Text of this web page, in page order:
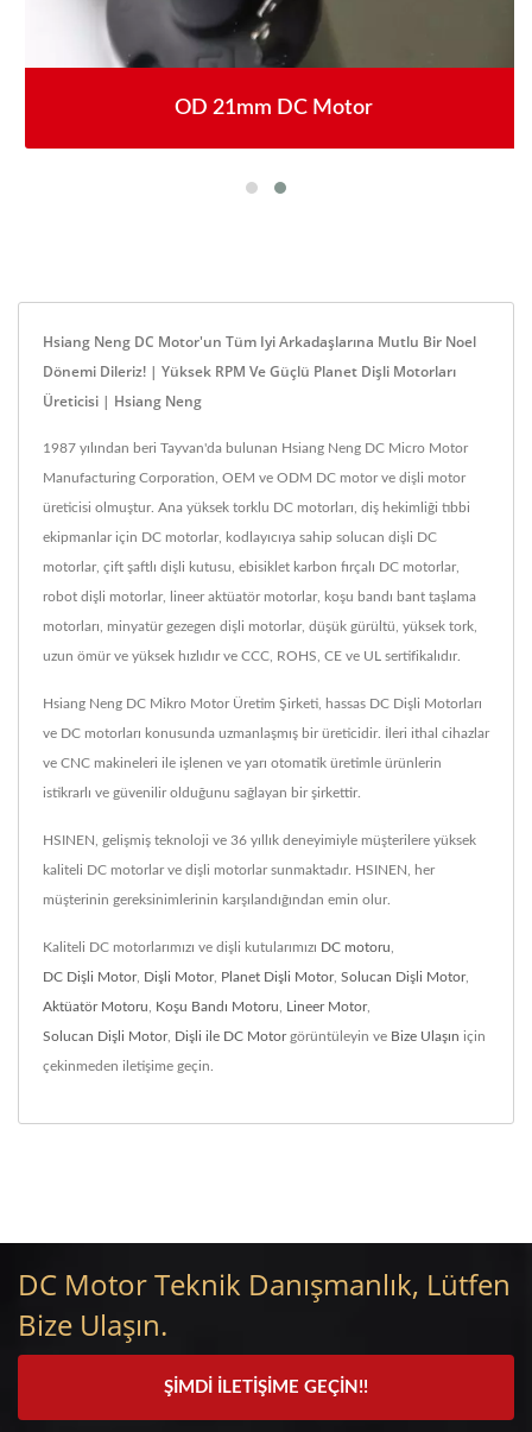
OD 21mm DC Motor
Hsiang Neng DC Motor'un Tüm Iyi Arkadaşlarına Mutlu Bir Noel
Dönemi Dileriz! | Yüksek RPM Ve Güçlü Planet Dişli Motorları
Üreticisi | Hsiang Neng
1987 yılından beri Tayvan'da bulunan Hsiang Neng DC Micro Motor
Manufacturing Corporation, OEM ve ODM DC motor ve dişli motor
üreticisi olmuştur. Ana yüksek torklu DC motorları, diş hekimliği tıbbi
ekipmanlar için DC motorlar, kodlayıcıya sahip solucan dişli DC
motorlar, çift şaftlı dişli kutusu, ebisiklet karbon fırçalı DC motorlar,
robot dişli motorlar, lineer aktüatör motorlar, koşu bandı bant taşlama
motorları, minyatür gezegen dişli motorlar, düşük gürültü, yüksek tork,
uzun ömür ve yüksek hızlıdır ve CCC, ROHS, CE ve UL sertifikalıdır.
Hsiang Neng DC Mikro Motor Üretim Şirketi, hassas DC Dişli Motorları
ve DC motorları konusunda uzmanlaşmış bir üreticidir. İleri ithal cihazlar
ve CNC makineleri ile işlenen ve yarı otomatik üretimle ürünlerin
istikrarlı ve güvenilir olduğunu sağlayan bir şirkettir.
HSINEN, gelişmiş teknoloji ve 36 yıllık deneyimiyle müşterilere yüksek
kaliteli DC motorlar ve dişli motorlar sunmaktadır. HSINEN, her
müşterinin gereksinimlerinin karşılandığından emin olur.
Kaliteli DC motorlarımızı ve dişli kutularımızı DC motoru
DC Dişli Motor, Dişli Motor, Planet Dişli Motor, Solucan Dişli Motor,
Aktüatör Motoru Koşu Bandı Motoru Lineer Motor,
Solucan Dişli Motor, Dişli ile DC Motorgörüntüleyin ve Bize Ulaşın için
çekinmeden iletişime geçin.
DC Motor Teknik Danışmanlık, Lütfen
Bize Ulaşın.
ŞIMDI İLETIŞIME GEÇIN!!